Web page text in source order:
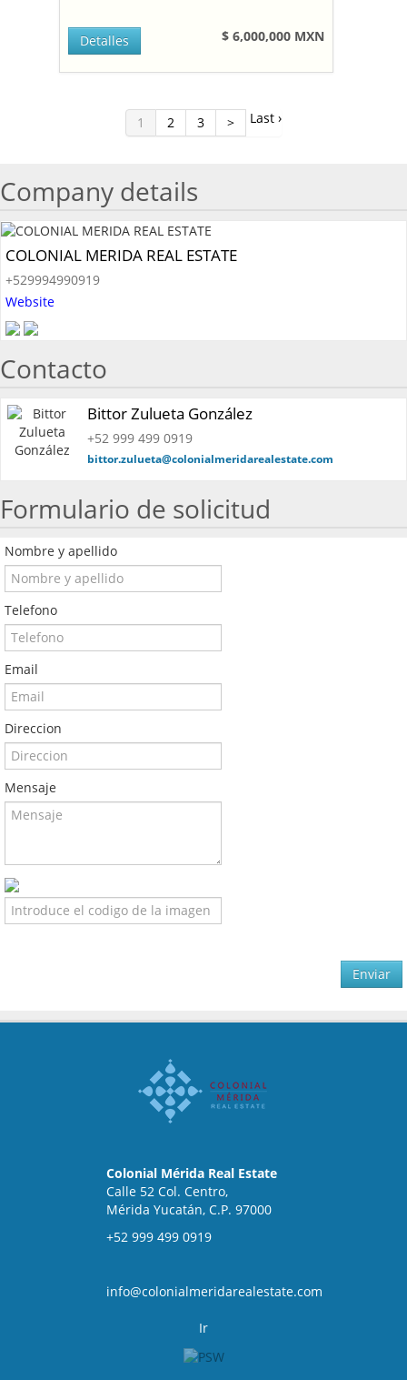
$ 6,000,000 MXN
Detalles
1 2 3 > Last ›
Company details
COLONIAL MERIDA REAL ESTATE
+529994990919
Website
Contacto
Bittor Zulueta González
+52 999 499 0919
bittor.zulueta@colonialmeridarealestate.com
Formulario de solicitud
Nombre y apellido
Telefono
Email
Direccion
Mensaje
Enviar
Colonial Mérida Real Estate
Calle 52 Col. Centro,
Mérida Yucatán, C.P. 97000
+52 999 499 0919
info@colonialmeridarealestate.com
Ir